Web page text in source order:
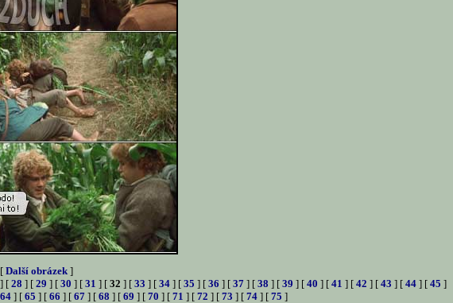
Další obrázek ]
] [ 28 ] [ 29 ] [ 30 ] [ 31 ] [ 32 ] [ 33 ] [ 34 ] [ 35 ] [ 36 ] [ 37 ] [ 38 ] [ 39 ] [ 40 ] [ 41 ] [ 42 ] [ 43 ] [ 44 ] [ 45 ]
64] [ 65 ] [ 66 ] [ 67] [ 68 ] [ 69 ] [ 70 ] [ 71 ] [ 72 ] [ 73 ] [ 74] [ 75 ]